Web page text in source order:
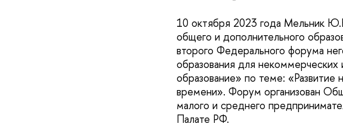
10 октября 2023 года Мельник
общего и дополнительного
второго Федерального форума
образования для
образование» по теме: «Развитие
времени». Форум организован
малого и среднего
Палате РФ.